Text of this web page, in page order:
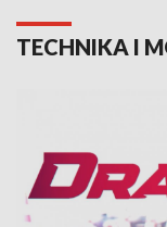
TECHNIKA I